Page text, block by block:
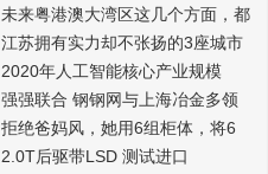
未来粤港澳大湾区这几个方面，都
江苏拥有实力却不张扬的3座城市
2020年人工智能核心产业规模
强强联合 钢钢网与上海冶金多领
拒绝爸妈风，她用6组柜体，将6
2.0T后驱带LSD 测试进口